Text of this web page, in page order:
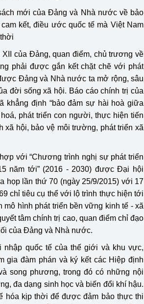
Album ảnh bảo vệ môi trường
Văn bản về môi trường
Đọc báo giúp bạn
tảng tư tưởng của Đảng
- Người dân
mại Khu vực miền Bắc
Khu vực miền Trung
Khu vực miền Nam
nước ngoàiHiệp định EVFTA
Thị trường châu Á – châu Phi
Thị trường châu Âu – châu Mỹ
trong nước
Thương đưa nghị quyết
của Đảng vào cuộc sống
Chính sách
Sản xuất công nghiệp
lượng
mới của Đảng và Nhà nước về bảo
kết, điều ước quốc tế mà Việt Nam
của Đảng, quan điểm, chủ trương về
phải được gắn kết chặt chẽ với phát
Đảng và Nhà nước ta mở rộng, sâu
đời sống xã hội. Báo cáo chính trị của
định “bảo đảm sự hài hoà giữa
phát triển con người, thực hiện tiến
xã hội, bảo vệ môi trường, phát triển xã
với “Chương trình nghị sự phát triển
năm tới” (2016 - 2030) được Đại hội
họp lần thứ 70 (ngày 25/9/2015) với 17
chỉ tiêu cụ thể với lộ trình thực hiện tới
hình phát triển bền vững kinh tế - xã
tâm chính trị cao, quan điểm chỉ đạo
của Đảng và Nhà nước.
quốc tế của thế giới và khu vực,
gia đàm phán và ký kết các Hiệp định
song phương, trong đó có những nội
đa dạng sinh học và biến đổi khí hậu.
hóa kịp thời để được đảm bảo thực thi